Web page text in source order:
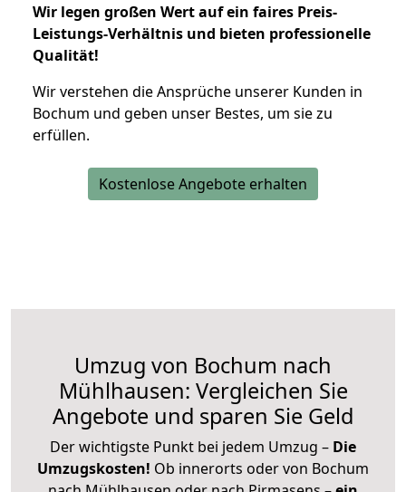
Wir legen großen Wert auf ein faires Preis-
Leistungs-Verhältnis und bieten professionelle
Qualität!
Wir verstehen die Ansprüche unserer Kunden in
Bochum und geben unser Bestes, um sie zu
erfüllen.
Kostenlose Angebote erhalten
Umzug von Bochum nach
Mühlhausen: Vergleichen Sie
Angebote und sparen Sie Geld
Der wichtigste Punkt bei jedem Umzug – Die
Umzugskosten! Ob innerorts oder von Bochum